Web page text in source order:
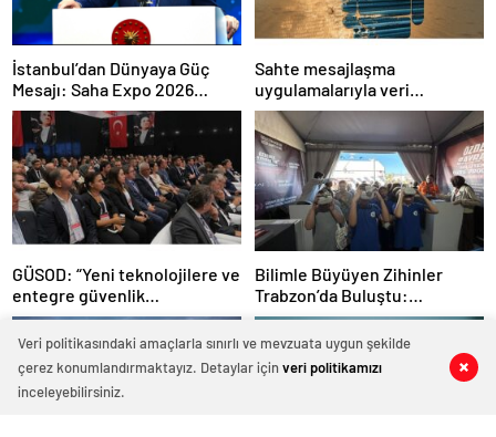
0 0
0 0
0 0
İstanbul’dan Dünyaya Güç
Mesajı: Saha Expo 2026
Rekorlarla Kapılarını Kapattı
Sahte mesajlaşma
uygulamalarıyla veri
sızdırıyorlar- Haber Şafak
GÜSOD: “Yeni teknolojilere ve
entegre güvenlik
sistemlerine önem artacak”-
Haber Şafak
Bilimle Büyüyen Zihinler
Trabzon’da Buluştu:
STEAMFEST’te Bilim Rüzgârı
Esti!- Haber Şafak
Veri politikasındaki amaçlarla sınırlı ve mevzuata uygun şekilde
çerez konumlandırmaktayız. Detaylar içinveri politikamızı
inceleyebilirsiniz.